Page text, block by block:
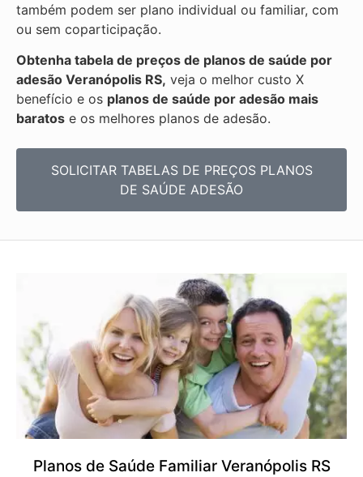
também podem ser plano individual ou familiar, com
ou sem coparticipação.
Obtenha tabela de preços de planos de saúde por
adesão Veranópolis RS, veja o melhor custo X
benefício e os planos de saúde por adesão mais
baratos e os melhores planos de adesão.
SOLICITAR TABELAS DE PREÇOS PLANOS
DE SAÚDE ADESÃO
Planos de Saúde Familiar Veranópolis RS